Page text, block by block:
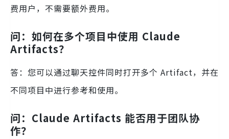
费用户，不需要额外费用。
问：如何在多个项目中使用 Claude
Artifacts？
答：您可以通过聊天控件同时打开多个 Artifact，并在
不同项目中进行参考和使用。
问：Claude Artifacts 能否用于团队协
作？